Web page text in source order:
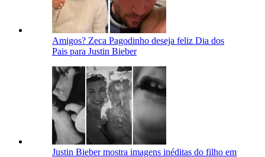
Amigos? Zeca Pagodinho deseja feliz Dia dos
Pais para Justin Bieber
Justin Bieber mostra imagens inéditas do filho em